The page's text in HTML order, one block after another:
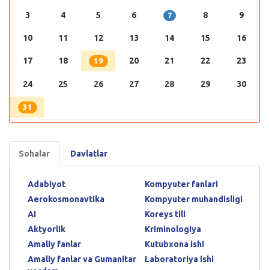
3 4 5 6 7 8 9
10 11 12 13 14 15 16
17 18 19 20 21 22 23
24 25 26 27 28 29 30
31
Sohalar Davlatlar
Adabiyot
Aerokosmonavtika
AI
Aktyorlik
Amaliy fanlar
Amaliy fanlar va Gumanitar
Kompyuter fanlari
Kompyuter muhandisligi
Koreys tili
Kriminologiya
Kutubxona ishi
Laboratoriya ishi